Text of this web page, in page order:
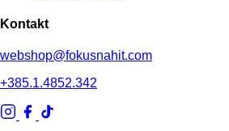
Kontakt
webshop@fokusnahit.com
+385.1.4852.342